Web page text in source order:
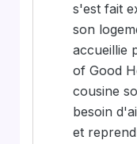
s'est fait
son
accueillie
of Good
cousine
besoin
et